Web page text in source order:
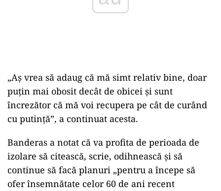
„Aș vrea să adaug că mă simt relativ bine, doar
puțin mai obosit decât de obicei și sunt
încrezător că mă voi recupera pe cât de curând
cu putință”, a continuat acesta.
Banderas a notat că va profita de perioada de
izolare să citească, scrie, odihnească și să
continue să facă planuri „pentru a începe să
ofer însemnătate celor 60 de ani recent